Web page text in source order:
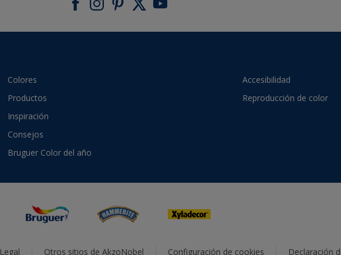
Colores
Productos
Inspiración
Consejos
Bruguer Color del año
Accesibilidad
Reproducción de color
Legal Otros sitios de AkzoNobel Configuración de cookies Declaración